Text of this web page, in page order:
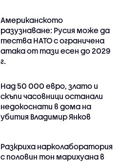
Американското
разузнаване: Русия може да
тества НАТО с ограничена
атака от тази есен до 2029
г.
Над 50 000 евро, злато и
скъпи часовници останали
недокоснати в дома на
убития Владимир Янков
Разкриха нарколаборатория
с половин тон марихуана в